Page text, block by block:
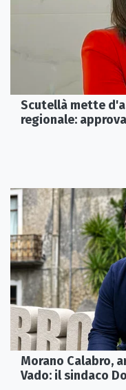
Scutellà mette
regionale:
Morano Calabro,
Vado: il sindaco